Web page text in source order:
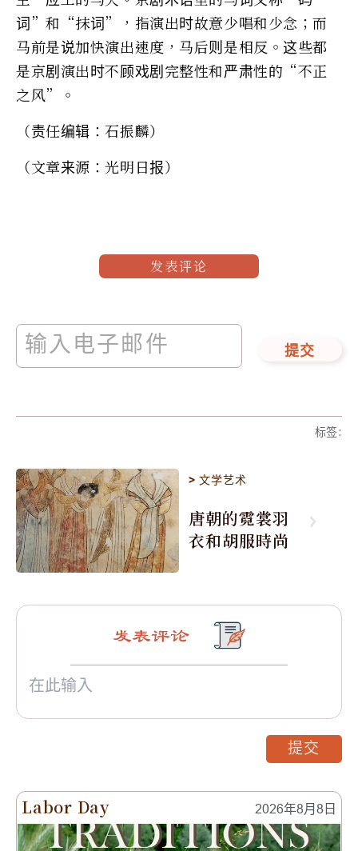
词”和“抹词”，指演出时故意少唱和少念；而
马前是说加快演出速度，马后则是相反。这些都
是京剧演出时不顾戏剧完整性和严肃性的“不正
之风”。
（责任编辑：石振麟）
（文章来源：光明日报）
发表评论
提交
标签:
>文学艺术
唐朝的霓裳羽
衣和胡服時尚
Labor Day 2026年8月8日
发表评论
提交